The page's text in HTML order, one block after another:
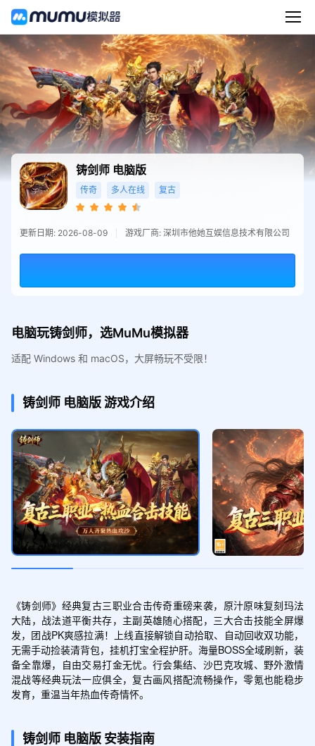
铸剑师 电脑版
传奇 多人在线 复古
更新日期: 2026-08-09 游戏厂商: 深圳市他她互娱信息技术有限公司
电脑玩铸剑师，选MuMu模拟器
适配 Windows 和 macOS，大屏畅玩不受限！
铸剑师 电脑版游戏介绍
《铸剑师》经典复古三职业合击传奇重磅来袭，原汁原味复刻玛法
大陆，战法道平衡共存，主副英雄随心搭配，三大合击技能全屏爆
发，团战PK爽感拉满！上线直接解锁自动拾取、自动回收双功能，
无需手动捡装清背包，挂机打宝全程护肝。海量BOSS全域刷新，装
备全靠爆，自由交易打金无忧。行会集结、沙巴克攻城、野外激情
混战等经典玩法一应俱全，复古画风搭配流畅操作，零氪也能稳步
发育，重温当年热血传奇情怀。
铸剑师 电脑版 安装指南